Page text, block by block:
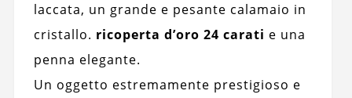
laccata, un grande e pesante calamaio in
cristallo. ricoperta d’oro 24 carati e una
penna elegante.
Un oggetto estremamente prestigioso e